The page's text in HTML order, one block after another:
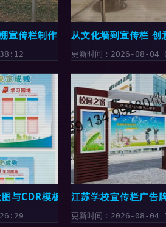
宣传栏制作 社区宣传栏生产批发指
从文化墙到宣传栏 创
更新时间：2026-08-
与CDR模板的3大关键应用
江苏学校宣传栏广告
更新时间：2026-08-